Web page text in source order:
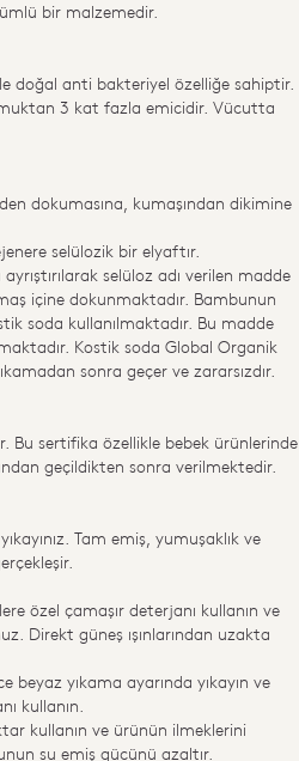
bir malzemedir.
doğal anti bakteriyel özelliğe sahiptir.
3 kat fazla emicidir. Vücutta
dokumasına, kumaşından dikimine
selülozik bir elyaftır.
selüloz adı verilen madde
içine dokunmaktadır. Bambunun
soda kullanılmaktadır. Bu madde
Kostik soda Global Organik
sonra geçer ve zararsızdır.
Bu sertifika özellikle bebek ürünlerinde
geçildikten sonra verilmektedir.
Tam emiş, yumuşaklık ve
özel çamaşır deterjanı kullanın ve
Direkt güneş ışınlarından uzakta
beyaz yıkama ayarında yıkayın ve
kullanın.
kullanın ve ürünün ilmeklerini
su emiş gücünü azaltır.